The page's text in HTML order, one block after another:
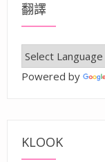
翻譯
Powered by
KLOOK